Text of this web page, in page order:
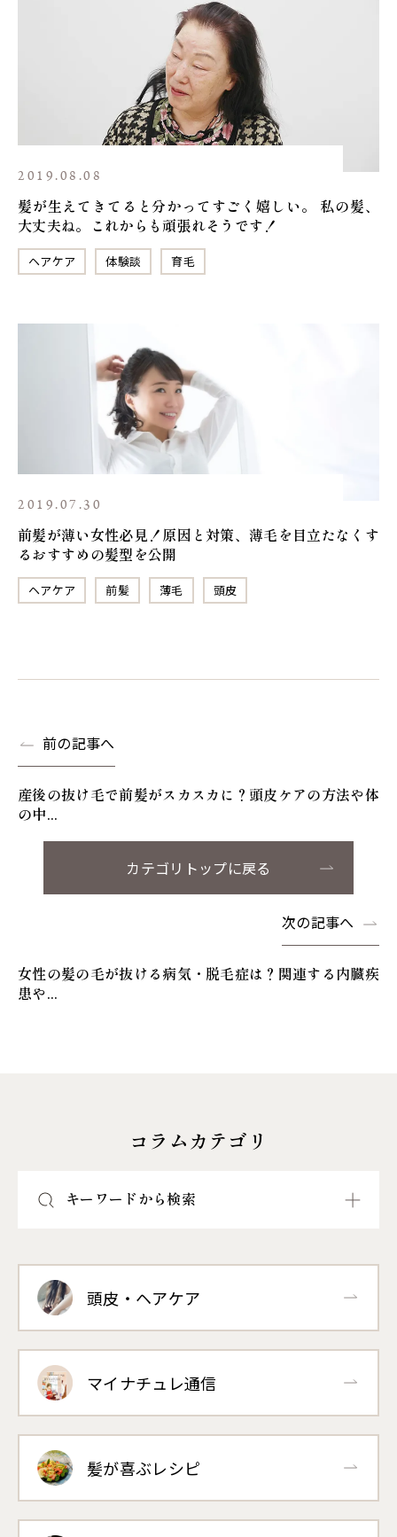
2019.08.08
髪が生えてきてると分かってすごく嬉しい。 私の髪、
大丈夫ね。これからも頑張れそうです！
ヘアケア 体験談 育毛
2019.07.30
前髪が薄い女性必見！原因と対策、薄毛を目立たなくす
るおすすめの髪型を公開
ヘアケア 前髪 薄毛 頭皮
前の記事へ
産後の抜け毛で前髪がスカスカに？頭皮ケアの方法や体
の中...
カテゴリトップに戻る
次の記事へ
女性の髪の毛が抜ける病気・脱毛症は？関連する内臓疾
患や...
コラムカテゴリ
キーワードから検索
頭皮・ヘアケア
マイナチュレ通信
髪が喜ぶレシピ